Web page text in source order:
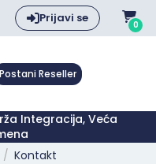
Prijavi se 0
Postani Reseller
Integracija, Veća
Kontakt